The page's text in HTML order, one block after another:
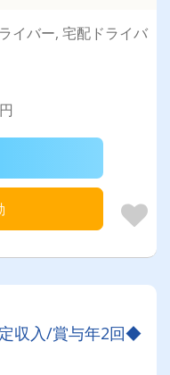
イバー, 宅配ドライバ
収入/賞与年2回◆